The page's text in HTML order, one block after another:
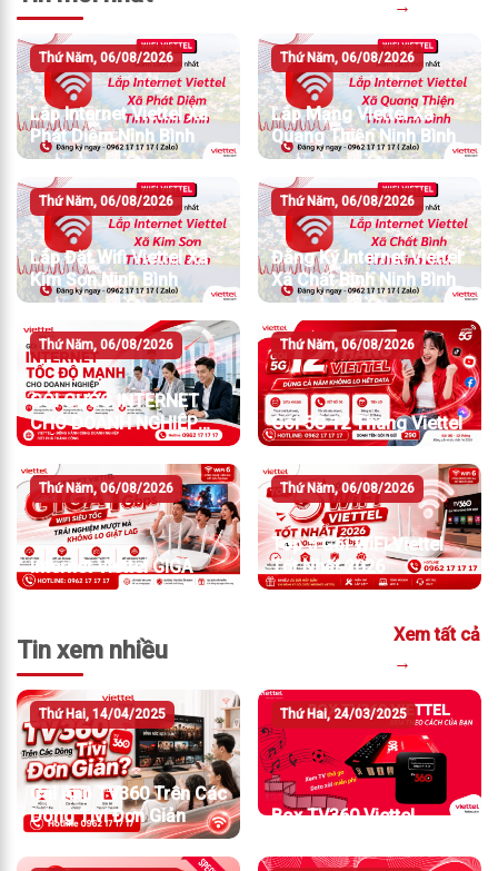
→
Thứ Năm, 06/08/2026
Lắp Internet Viettel Xã
Phát Diệm Ninh Bình
Thứ Năm, 06/08/2026
Lắp Mạng Viettel Xã
Quang Thiện Ninh Bình
Thứ Năm, 06/08/2026
Lắp Đặt Wifi Viettel Xã
Kim Sơn Ninh Bình
Thứ Năm, 06/08/2026
Đăng Ký Internet Viettel
Xã Chất Bình Ninh Bình
Thứ Năm, 06/08/2026
GÓI CƯỚC INTERNET
CHO DOANH NGHIỆP
TỐC ĐỘ MẠNH
Thứ Năm, 06/08/2026
Gói 5G 12 Tháng Viettel
Thứ Năm, 06/08/2026
Internet Viettel GIGA
Thứ Năm, 06/08/2026
Top 5 Gói WiFi Viettel
Tốt Nhất 2026
Tin xem nhiều
Xem tất cả
→
Thứ Hai, 14/04/2025
Cài App TV360 Trên Các
Dòng Tivi Đơn Giản
Thứ Hai, 24/03/2025
Box TV360 Viettel